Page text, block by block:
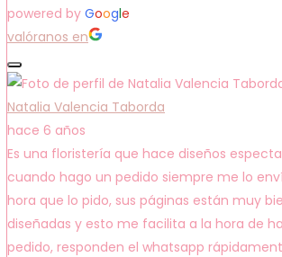
powered by Google
valóranos en
Natalia Valencia Taborda
hace 6 años
Es una floristería que hace diseños
cuando hago un pedido siempre me lo
hora que lo pido, sus páginas están muy
diseñadas y esto me facilita a la hora de
pedido, responden el whatsapp